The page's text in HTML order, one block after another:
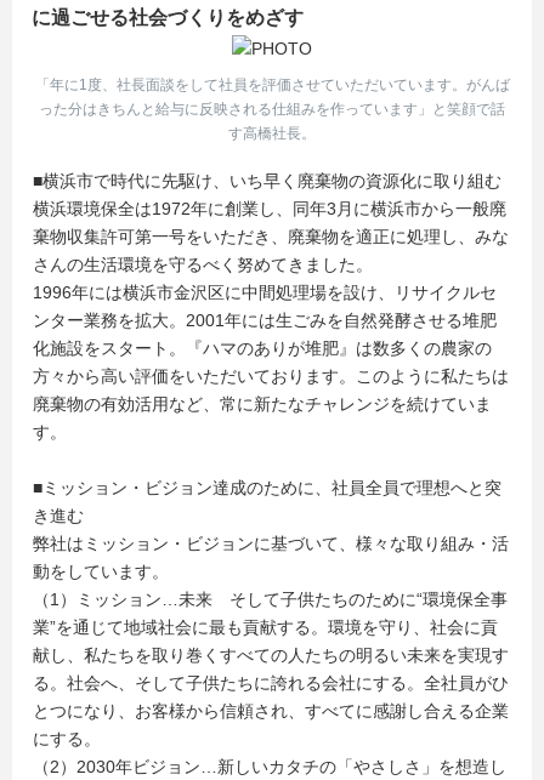
－・－・－・－・－・－・－・－・－・－・－・－・－
tiktokもぜひチェックしてみてくださいね！
https://www.tiktok.com/@yokohama_kankyohozen/
に過ごせる社会づくりをめざす
「年に1度、社長面談をして社員を評価させていただいています。がんば
った分はきちんと給与に反映される仕組みを作っています」と笑顔で話
す高橋社長。
■横浜市で時代に先駆け、いち早く廃棄物の資源化に取り組む
横浜環境保全は1972年に創業し、同年3月に横浜市から一般廃
棄物収集許可第一号をいただき、廃棄物を適正に処理し、みな
さんの生活環境を守るべく努めてきました。
1996年には横浜市金沢区に中間処理場を設け、リサイクルセ
ンター業務を拡大。2001年には生ごみを自然発酵させる堆肥
化施設をスタート。『ハマのありが堆肥』は数多くの農家の
方々から高い評価をいただいております。このように私たちは
廃棄物の有効活用など、常に新たなチャレンジを続けていま
す。
■ミッション・ビジョン達成のために、社員全員で理想へと突
き進む
弊社はミッション・ビジョンに基づいて、様々な取り組み・活
動をしています。
（1）ミッション…未来 そして子供たちのために“環境保全事
業”を通じて地域社会に最も貢献する。環境を守り、社会に貢
献し、私たちを取り巻くすべての人たちの明るい未来を実現す
る。社会へ、そして子供たちに誇れる会社にする。全社員がひ
とつになり、お客様から信頼され、すべてに感謝し合える企業
にする。
（2）2030年ビジョン…新しいカタチの「やさしさ」を想造し